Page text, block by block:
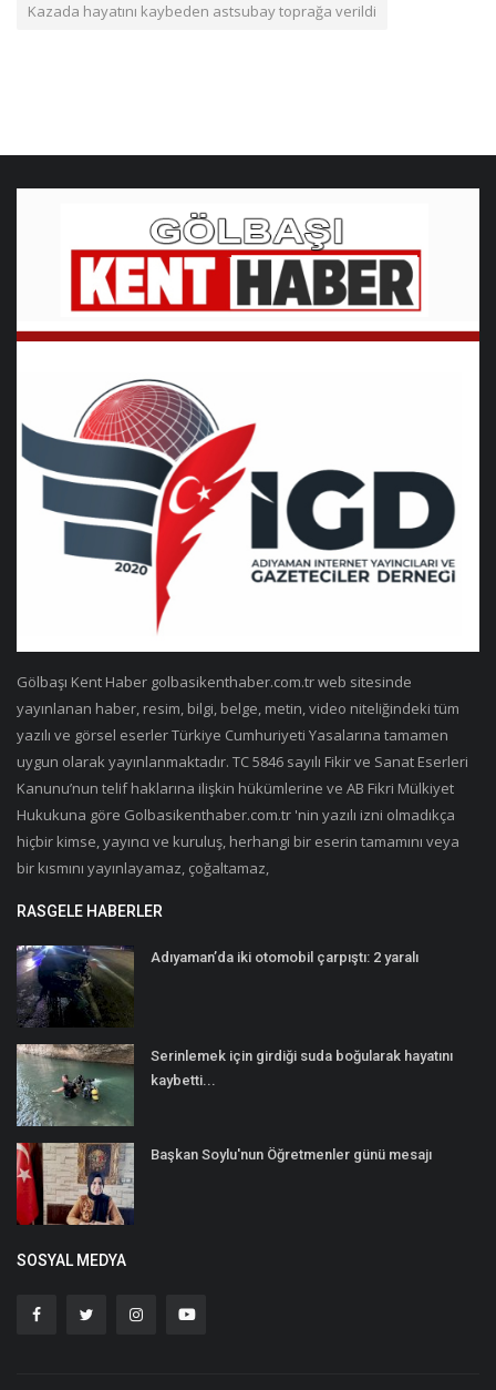
Kazada hayatını kaybeden astsubay toprağa verildi
Gölbaşı Kent Haber golbasikenthaber.com.tr web sitesinde
yayınlanan haber, resim, bilgi, belge, metin, video niteliğindeki tüm
yazılı ve görsel eserler Türkiye Cumhuriyeti Yasalarına tamamen
uygun olarak yayınlanmaktadır. TC 5846 sayılı Fikir ve Sanat Eserleri
Kanunu’nun telif haklarına ilişkin hükümlerine ve AB Fikri Mülkiyet
Hukukuna göre Golbasikenthaber.com.tr 'nin yazılı izni olmadıkça
hiçbir kimse, yayıncı ve kuruluş, herhangi bir eserin tamamını veya
bir kısmını yayınlayamaz, çoğaltamaz,
RASGELE HABERLER
Adıyaman’da iki otomobil çarpıştı: 2 yaralı
Serinlemek için girdiği suda boğularak hayatını
kaybetti...
Başkan Soylu'nun Öğretmenler günü mesajı
SOSYAL MEDYA